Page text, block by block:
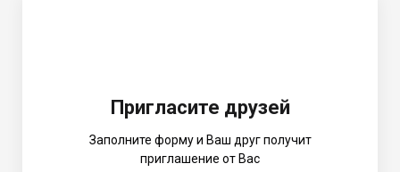
Пригласите друзей
Заполните форму и Ваш друг получит
приглашение от Вас